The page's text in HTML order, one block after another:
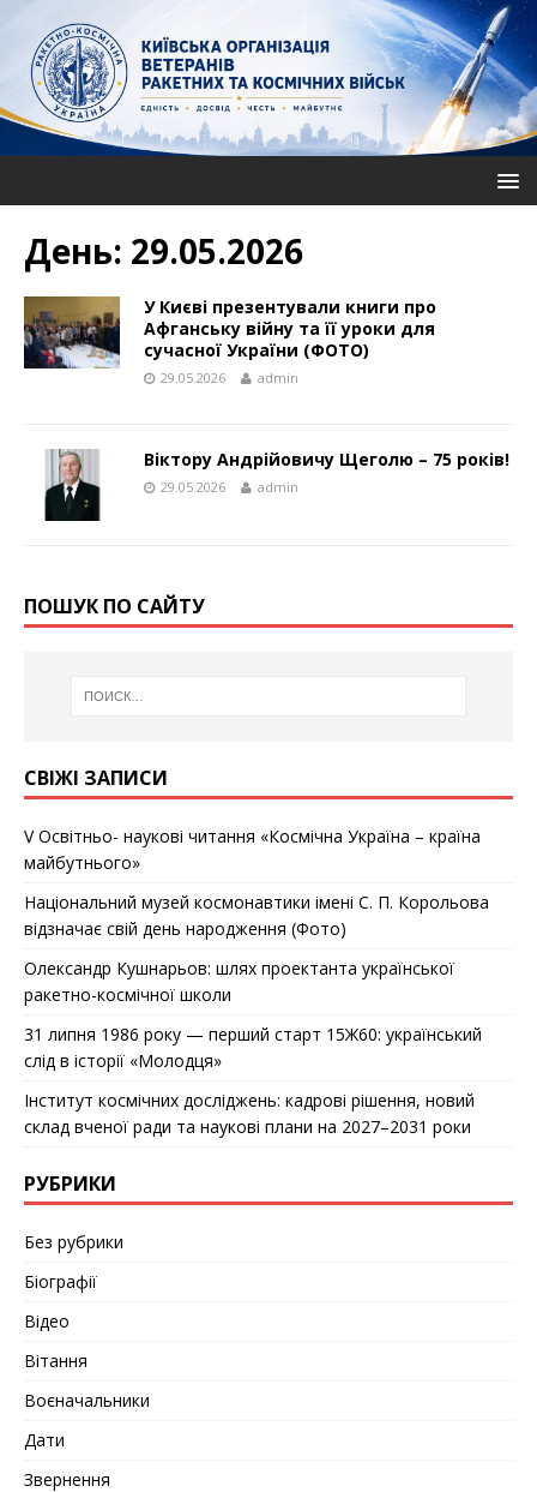
День: 29.05.2026
У Києві презентували книги про
Афганську війну та її уроки для
сучасної України (ФОТО)
29.05.2026 admin
Віктору Андрійовичу Щеголю – 75 років!
29.05.2026 admin
ПОШУК ПО САЙТУ
СВІЖІ ЗАПИСИ
V Освітньо- наукові читання «Космічна Україна – країна
майбутнього»
Національний музей космонавтики імені С. П. Корольова
відзначає cвій день народження (Фото)
Олександр Кушнарьов: шлях проектанта української
ракетно-космічної школи
31 липня 1986 року — перший старт 15Ж60: український
слід в історії «Молодця»
Інститут космічних досліджень: кадрові рішення, новий
склад вченої ради та наукові плани на 2027–2031 роки
РУБРИКИ
Без рубрики
Біографії
Відео
Вітання
Воєначальники
Дати
Звернення